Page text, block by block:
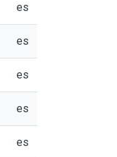
es
es
es
es
es